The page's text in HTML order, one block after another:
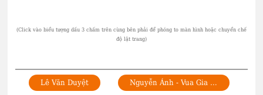
Lê Văn Duyệt Nguyễn Ánh - Vua Gia Long